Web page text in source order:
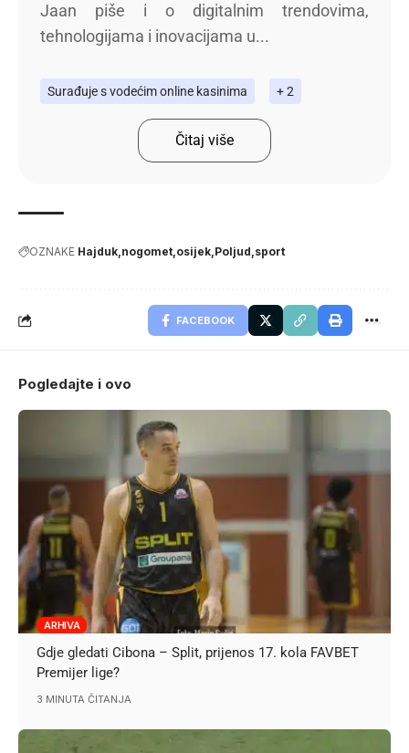
Jaan piše i o digitalnim trendovima,
tehnologijama i inovacijama u...
Surađuje s vodećim online kasinima + 2
Čitaj više
OZNAKE Hajduk nogomet osijek Poljud sport
FACEBOOK
Pogledajte i ovo
ARHIVA
Gdje gledati Cibona – Split, prijenos 17. kola FAVBET
Premijer lige?
3 MINUTA ČITANJA